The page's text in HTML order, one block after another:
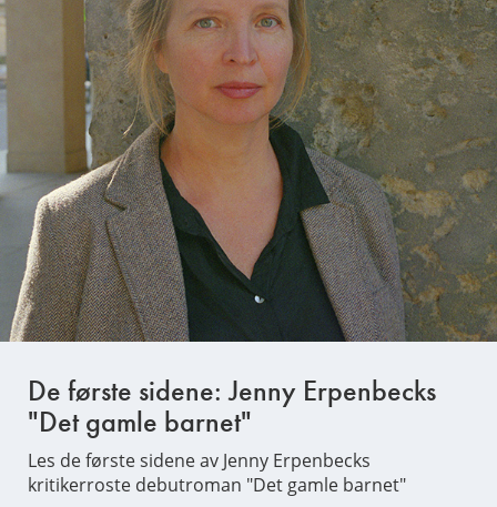
De første sidene: Jenny Erpenbecks
"Det gamle barnet"
Les de første sidene av Jenny Erpenbecks
kritikerroste debutroman "Det gamle barnet"